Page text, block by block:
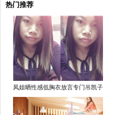
热门推荐
凤姐晒性感低胸衣放言专门吊凯子